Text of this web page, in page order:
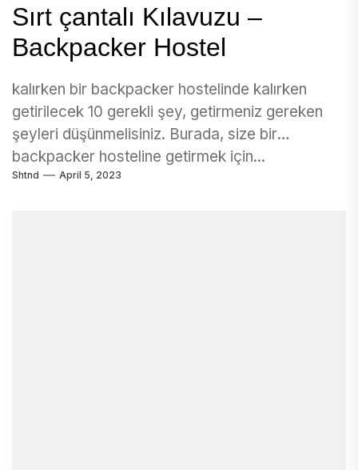
Sırt çantalı Kılavuzu –
Backpacker Hostel
kalırken bir backpacker hostelinde kalırken
getirilecek 10 gerekli şey, getirmeniz gereken
şeyleri düşünmelisiniz. Burada, size bir
backpacker hosteline getirmek için...
Shtnd April 5, 2023